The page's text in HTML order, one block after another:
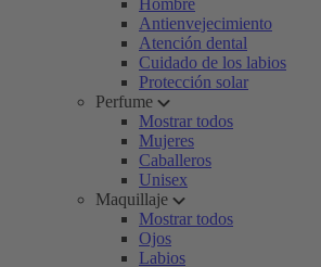
Hombre
Antienvejecimiento
Atención dental
Cuidado de los labios
Protección solar
Perfume
Mostrar todos
Mujeres
Caballeros
Unisex
Maquillaje
Mostrar todos
Ojos
Labios